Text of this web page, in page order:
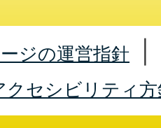
ジの運営指針
クセシビリティ方